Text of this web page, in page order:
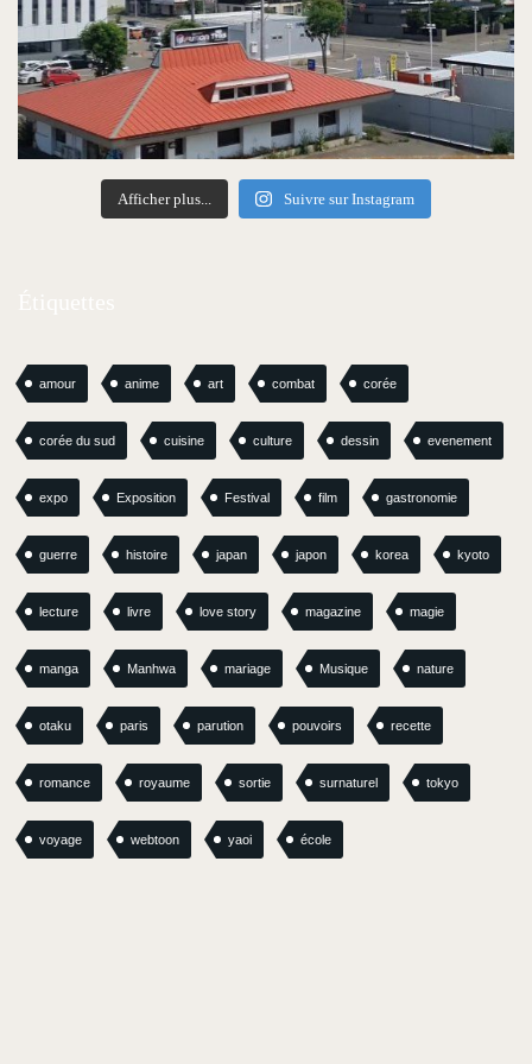
Afficher plus... Suivre sur Instagram
amour anime art combat corée
corée du sud cuisine culture dessin evenement
expo Exposition Festival film gastronomie
guerre histoire japan japon korea kyoto
lecture livre love story magazine magie
manga Manhwa mariage Musique nature
otaku paris parution pouvoirs recette
romance royaume sortie surnaturel tokyo
voyage webtoon yaoi école